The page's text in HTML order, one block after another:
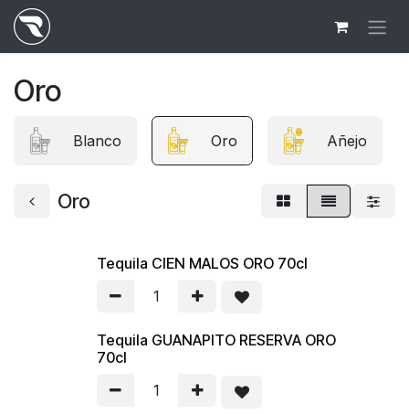
Ir al contenido
Oro
Blanco Oro Añejo
Oro
Tequila CIEN MALOS ORO 70cl
Tequila GUANAPITO RESERVA ORO
70cl